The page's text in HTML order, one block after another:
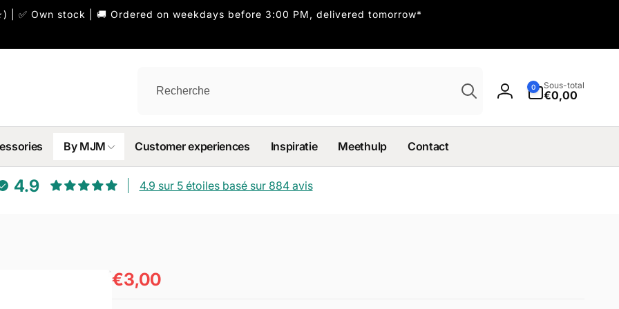
| ✅ Own stock | 🚚 Ordered on weekdays before 3:00 PM, delivered tomorrow*
Connexion
0
0 articleSous-total
€0,00
By MJM Customer experiences Inspiratie Meethulp Contact
4.9 4.9 sur 5 étoiles basé sur 884 avis
Prix
€3,00